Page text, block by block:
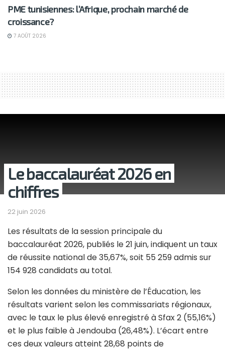
PME tunisiennes: l’Afrique, prochain marché de
croissance?
7 AOÛT 2026
Le baccalauréat 2026 en
chiffres
22 juin 2026
Les résultats de la session principale du
baccalauréat 2026, publiés le 21 juin, indiquent un taux
de réussite national de 35,67%, soit 55 259 admis sur
154 928 candidats au total.
Selon les données du ministère de l’Éducation, les
résultats varient selon les commissariats régionaux,
avec le taux le plus élevé enregistré à Sfax 2 (55,16%)
et le plus faible à Jendouba (26,48%). L’écart entre
ces deux valeurs atteint 28,68 points de